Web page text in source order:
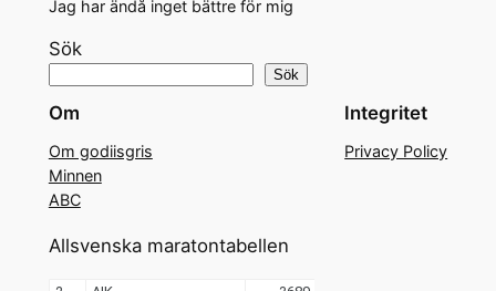
Jag har ändå inget bättre för mig
Sök
Sök
Om
Om godiisgris
Minnen
ABC
Integritet
Privacy Policy
Allsvenska maratontabellen